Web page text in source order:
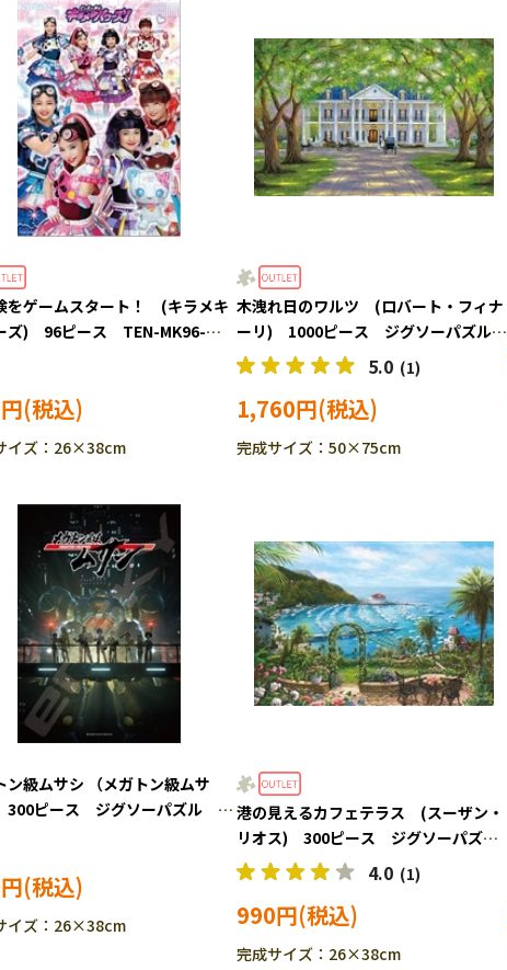
をゲームスタート！ (キラメキ
ズ) 96ピース TEN-MK96-
イズ：26×38cm
木洩れ日のワルツ (ロバート・フィナ
ーリ) 1000ピース ジグソーパズル
APP-1000-871 ［CP-SS］
5.0 (1)
1,760円
完成サイズ：50×75cm
ン級ムサシ （メガトン級ムサ
ピース ジグソーパズル
イズ：26×38cm
港の見えるカフェテラス (スーザン・
リオス) 300ピース ジグソーパズ
ル APP-300-366 ［CP-SS］
4.0 (1)
990円
完成サイズ：26×38cm